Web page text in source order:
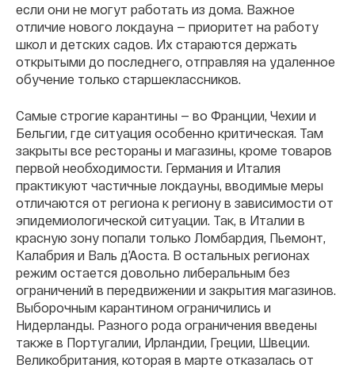
если они не могут работать из дома. Важное
отличие нового локдауна — приоритет на работу
школ и детских садов. Их стараются держать
открытыми до последнего, отправляя на удаленное
обучение только старшеклассников.
Самые строгие карантины — во Франции, Чехии и
Бельгии, где ситуация особенно критическая. Там
закрыты все рестораны и магазины, кроме товаров
первой необходимости. Германия и Италия
практикуют частичные локдауны, вводимые меры
отличаются от региона к региону в зависимости от
эпидемиологической ситуации. Так, в Италии в
красную зону попали только Ломбардия, Пьемонт,
Калабрия и Валь д’Аоста. В остальных регионах
режим остается довольно либеральным без
ограничений в передвижении и закрытия магазинов.
Выборочным карантином ограничились и
Нидерланды. Разного рода ограничения введены
также в Португалии, Ирландии, Греции, Швеции.
Великобритания, которая в марте отказалась от